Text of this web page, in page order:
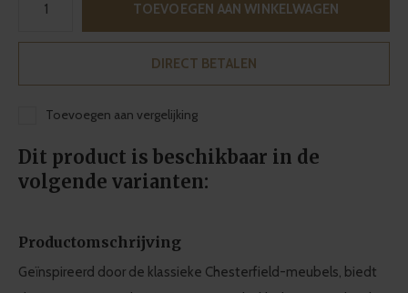
TOEVOEGEN AAN WINKELWAGEN
DIRECT BETALEN
Toevoegen aan vergelijking
Dit product is beschikbaar in de
volgende varianten:
Productomschrijving
Geïnspireerd door de klassieke Chesterfield-meubels, biedt